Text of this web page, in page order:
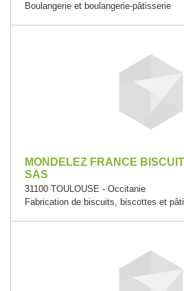
Boulangerie et boulangerie-pâtisserie
MONDELEZ FRANCE
SAS
31100 TOULOUSE - Occitanie
Fabrication de biscuits, biscottes et